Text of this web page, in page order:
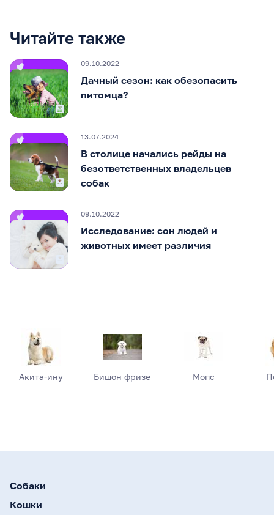
Читайте также
09.10.2022
Дачный сезон: как обезопасить
питомца?
13.07.2024
В столице начались рейды на
безответственных владельцев
собак
09.10.2022
Исследование: сон людей и
животных имеет различия
Акита-ину Бишон фризе Мопс
Собаки
Кошки